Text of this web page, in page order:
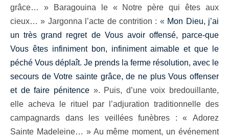
grâce… » Baragouina le « Notre père qui êtes aux
cieux… » Jargonna l’acte de contrition : « Mon Dieu, j’ai
un très grand regret de Vous avoir offensé, parce-que
Vous êtes infiniment bon, infiniment aimable et que le
péché Vous déplaît. Je prends la ferme résolution, avec le
secours de Votre sainte grâce, de ne plus Vous offenser
et de faire pénitence». Puis, d’une voix bredouillante,
elle acheva le rituel par l’adjuration traditionnelle des
campagnards dans les veillées funèbres : « Adorez
Sainte Madeleine… » Au même moment, un événement